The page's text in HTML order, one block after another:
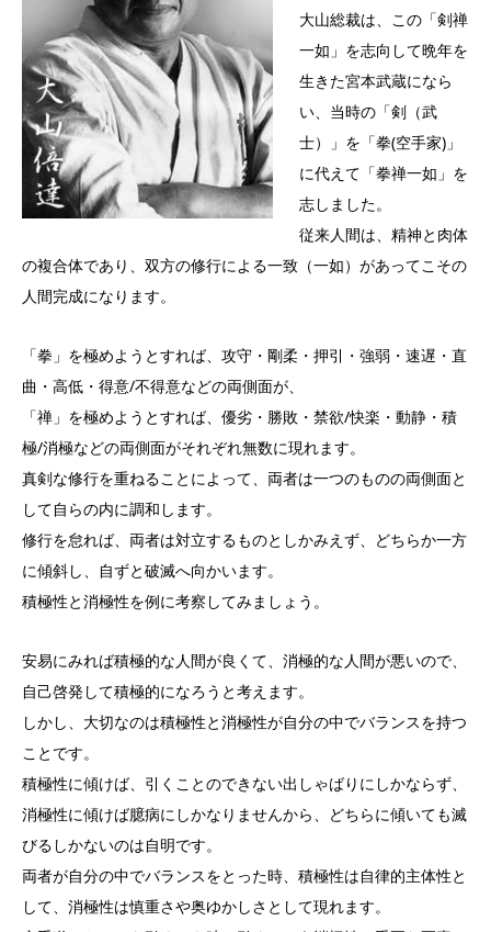
大山総裁は、この「剣禅
一如」を志向して晩年を
生きた宮本武蔵になら
い、当時の「剣（武
士）」を「拳(空手家)」
に代えて「拳禅一如」を
志しました。
従来人間は、精神と肉体
の複合体であり、双方の修行による一致（一如）があってこその
人間完成になります。
「拳」を極めようとすれば、攻守・剛柔・押引・強弱・速遅・直
曲・高低・得意/不得意などの両側面が、
「禅」を極めようとすれば、優劣・勝敗・禁欲/快楽・動静・積
極/消極などの両側面がそれぞれ無数に現れます。
真剣な修行を重ねることによって、両者は一つのものの両側面と
して自らの内に調和します。
修行を怠れば、両者は対立するものとしかみえず、どちらか一方
に傾斜し、自ずと破滅へ向かいます。
積極性と消極性を例に考察してみましょう。
安易にみれば積極的な人間が良くて、消極的な人間が悪いので、
自己啓発して積極的になろうと考えます。
しかし、大切なのは積極性と消極性が自分の中でバランスを持つ
ことです。
積極性に傾けば、引くことのできない出しゃばりにしかならず、
消極性に傾けば臆病にしかなりませんから、どちらに傾いても滅
びるしかないのは自明です。
両者が自分の中でバランスをとった時、積極性は自律的主体性と
して、消極性は慎重さや奥ゆかしさとして現れます。